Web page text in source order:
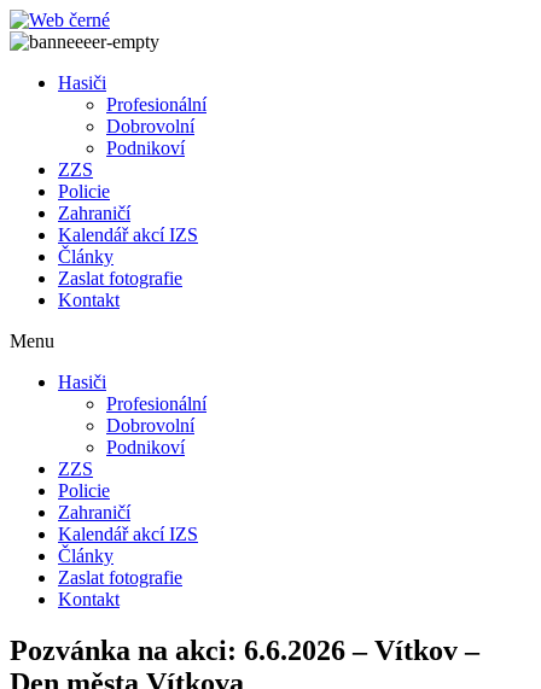
Přejít
k
Hasiči
Profesionální
Dobrovolní
Podnikoví
ZZS
Policie
Zahraničí
Kalendář akcí IZS
Články
Zaslat fotografie
Kontakt
Menu
Hasiči
Profesionální
Dobrovolní
Podnikoví
ZZS
Policie
Zahraničí
Kalendář akcí IZS
Články
Zaslat fotografie
Kontakt
Pozvánka na akci: 6.6.2026 – Vítkov –